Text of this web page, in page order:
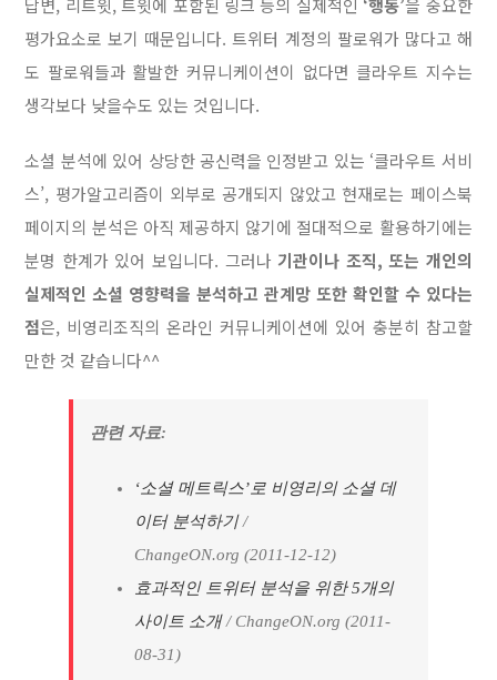
답변, 리트윗, 트윗에 포함된 링크 등의 실제적인 ‘행동’을 중요한
평가요소로 보기 때문입니다. 트위터 계정의 팔로워가 많다고 해
도 팔로워들과 활발한 커뮤니케이션이 없다면 클라우트 지수는
생각보다 낮을수도 있는 것입니다.
소셜 분석에 있어 상당한 공신력을 인정받고 있는 ‘클라우트 서비
스’, 평가알고리즘이 외부로 공개되지 않았고 현재로는 페이스북
페이지의 분석은 아직 제공하지 않기에 절대적으로 활용하기에는
분명 한계가 있어 보입니다. 그러나 기관이나 조직, 또는 개인의
실제적인 소셜 영향력을 분석하고 관계망 또한 확인할 수 있다는
점은, 비영리조직의 온라인 커뮤니케이션에 있어 충분히 참고할
만한 것 같습니다^^
관련 자료:
‘소셜 메트릭스’로 비영리의 소셜 데
이터 분석하기/
ChangeON.org (2011-12-12)
효과적인 트위터 분석을 위한 5개의
사이트 소개/ ChangeON.org (2011-
08-31)